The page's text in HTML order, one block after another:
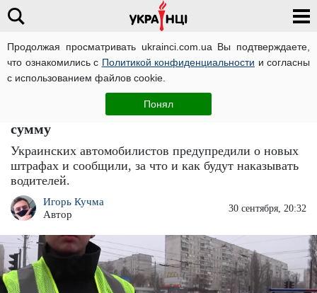
Продолжая просматривать ukrainci.com.ua Вы подтверждаете,
что ознакомились с Политикой конфиденциальности и согласны
с использованием файлов cookie.
Понял
Водителям готовят новые штрафы:
автомобилисты, собирайте кругленькую
сумму
Украинских автомобилистов предупредили о новых
штрафах и сообщили, за что и как будут наказывать
водителей.
Игорь Кучма
Автор
30 сентября, 20:32